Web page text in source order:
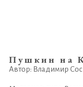
Пушкин на
Автор: Владимир